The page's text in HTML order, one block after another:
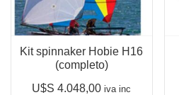
Kit spinnaker Hobie H16
(completo)
U$S4.048,00 iva inc